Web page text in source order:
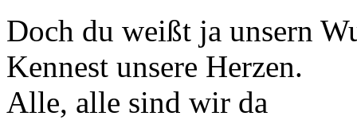
Doch du weißt ja unsern
Kennest unsere Herzen.
Alle, alle sind wir da